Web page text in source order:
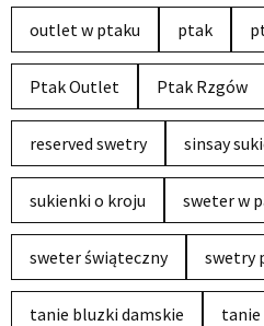
outlet w ptaku ptak
Ptak Outlet Ptak Rzgów
reserved swetry sinsay
sukienki o kroju sweter w
sweter świąteczny swetry
tanie bluzki damskie tanie